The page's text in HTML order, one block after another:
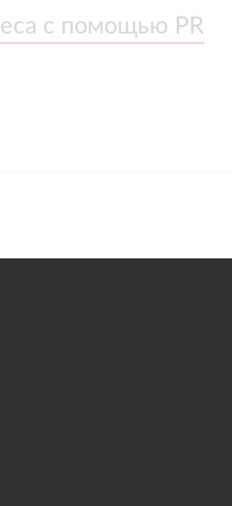
с помощью PR
с помощью PR